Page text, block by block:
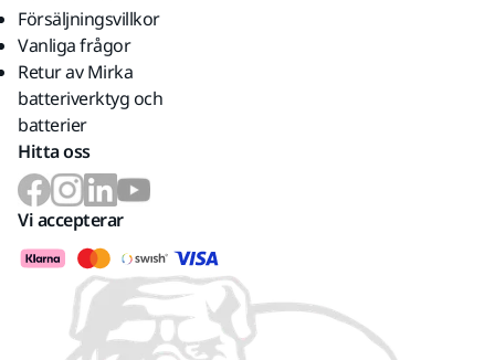
Försäljningsvillkor
Vanliga frågor
Retur av Mirka
batteriverktyg och
batterier
Hitta oss
Vi accepterar